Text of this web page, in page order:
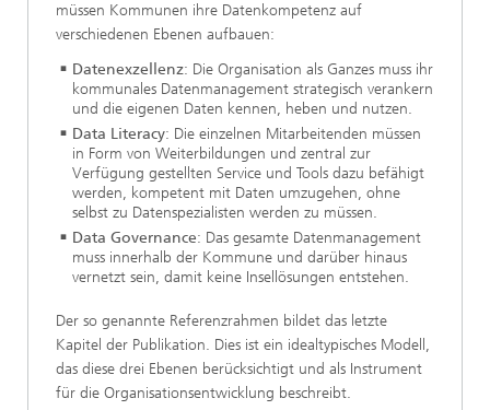
müssen Kommunen ihre Datenkompetenz auf
verschiedenen Ebenen aufbauen:
Datenexzellenz: Die Organisation als Ganzes muss ihr
kommunales Datenmanagement strategisch verankern
und die eigenen Daten kennen, heben und nutzen.
Data Literacy: Die einzelnen Mitarbeitenden müssen
in Form von Weiterbildungen und zentral zur
Verfügung gestellten Service und Tools dazu befähigt
werden, kompetent mit Daten umzugehen, ohne
selbst zu Datenspezialisten werden zu müssen.
Data Governance: Das gesamte Datenmanagement
muss innerhalb der Kommune und darüber hinaus
vernetzt sein, damit keine Insellösungen entstehen.
Der so genannte Referenzrahmen bildet das letzte
Kapitel der Publikation. Dies ist ein idealtypisches Modell,
das diese drei Ebenen berücksichtigt und als Instrument
für die Organisationsentwicklung beschreibt.